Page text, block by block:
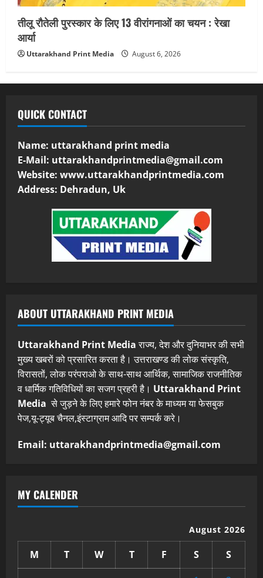
तीलू रौतेली पुरस्कार के लिए 13 वीरांगनाओं का चयन : रेखा
आर्या
Uttarakhand Print Media August 6, 2026
QUICK CONTACT
Name: uttarakhand print media
E-Mail: uttarakhandprintmedia@gmail.com
Website: www.uttarakhandprintmedia.com
Address: Dehradun, Uk
ABOUT UTTARAKHAND PRINT MEDIA
Uttarakhand Print Mediaराज्य, देश और दुनियाभर की सभी
मुख्य खबरों को प्रसारित करता है। उत्तराखण्ड की लोक संस्कृति,
विरासतों, लोक परंपराओ के साथ-साथ आर्थिक, सामाजिक राजनीतिक
व धार्मिक गतिविधियों का सजग प्रहरी है। Uttarakhand Print
Media से जुड़ने के लिए हमारे फोन नंबर के माध्यम या फेसबुक
पेज,यू-ट्यूब चैनल,इंस्टाग्राम आदि पर सम्पर्क करे।
Email: uttarakhandprintmedia@gmail.com
MY CALENDER
August 2026
M T W T F S
S